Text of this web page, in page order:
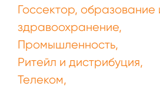
Госсектор, образование
здравоохранение
Промышленность
Ритейл и дистрибуция
Телеком